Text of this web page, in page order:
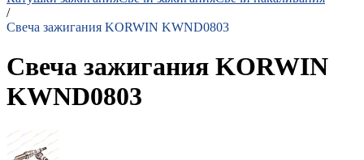
/
Свеча зажигания KORWIN KWND0803
Свеча зажигания KORWIN
KWND0803